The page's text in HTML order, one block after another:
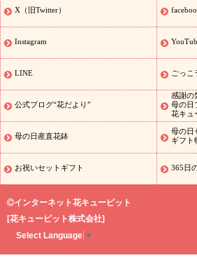
ズ』コラボキャンペーン
「きょう誕生
誕生日の花を探す 誕生日フラワーギ
ト
誕生日フラワーギフト商品一覧 バラ
9月の誕生
トギフト
「きょう誕生
用途から探す お祝いの花特集 当日配
お祝い
開店・開業祝い 新築・引っ越
退院祝い・快
い
プチギフト ペットのお祝いフラワー
当日配達
お悔やみ商品一覧
お供え・お悔やみの花
花
お供え お花と
その他
お祝い返し お見舞い お取り
自宅用
観葉植物 ミディ胡蝶蘭 プリ
ルから探す
アレンジメント
え・お悔やみ
胡蝶蘭 胡蝶蘭・花鉢 ミ
X（旧Twitter）
Instagram
LINE ごっこ
公式ブログ“花だより”
感謝の
母の日
花キュ
母の日産直花鉢
母の日
ギフト
お祝いセットギフト 365日
インターネット花キューピット
[花キューピット株式会社]
Select Language ▼